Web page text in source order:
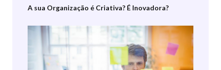
A sua Organização é Criativa? É Inovadora?